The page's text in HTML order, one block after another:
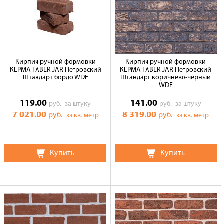
Кирпич ручной формовки
КЕРМА FABER JAR Петровский
Штандарт бордо WDF
119.00 руб.за штуку
7 021.00 руб. за кв. метр
Купить
Кирпич ручной формовки
КЕРМА FABER JAR Петровский
Штандарт коричнево-черный
WDF
141.00 руб. за штуку
8 319.00 руб.за кв. метр
Купить